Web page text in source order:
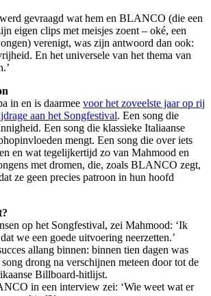
gevraagd wat hem en BLANCO (die een
eigen clips met meisjes zoent – oké, een
verenigt, was zijn antwoord dan ook:
En het universele van het thema van
in en is daarmee voor het zoveelste jaar op rij
aan het Songfestival. Een song die
Een song die klassieke Italiaanse
mengt. Een song die over iets
en wat tegelijkertijd zo van Mahmood en
met dromen, die, zoals BLANCO zegt,
ze geen precies patroon in hun hoofd
op het Songfestival, zei Mahmood: ‘Ik
we een goede uitvoering neerzetten.’
allang binnen: binnen tien dagen was
drong na verschijnen meteen door tot de
Billboard-hitlijst.
in een interview zei: ‘Wie weet wat er